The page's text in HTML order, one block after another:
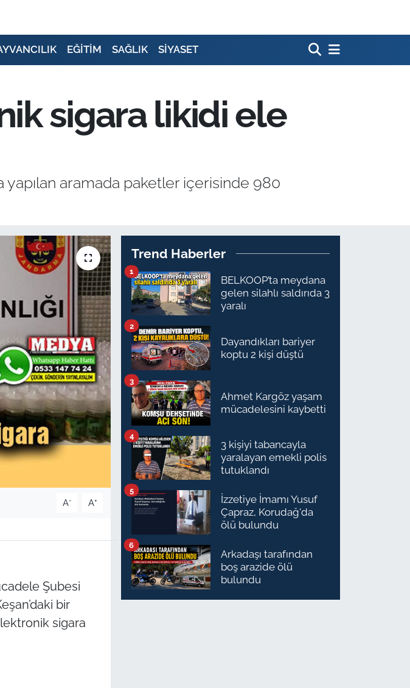
EĞİTİM SAĞLIK SİYASET
sigara likidi ele
yapılan aramada paketler içerisinde 980
A- A+
Şubesi
bir
sigara
Trend Haberler
BELKOOP’ta meydana
gelen silahlı saldırıda 3
yaralı
1
Dayandıkları bariyer
koptu 2 kişi düştü
2
Ahmet Kargöz yaşam
mücadelesini kaybetti
3
3 kişiyi tabancayla
yaralayan emekli polis
tutuklandı
4
İzzetiye İmamı Yusuf
Çapraz, Korudağ'da
ölü bulundu
5
Arkadaşı tarafından
boş arazide ölü
bulundu
6